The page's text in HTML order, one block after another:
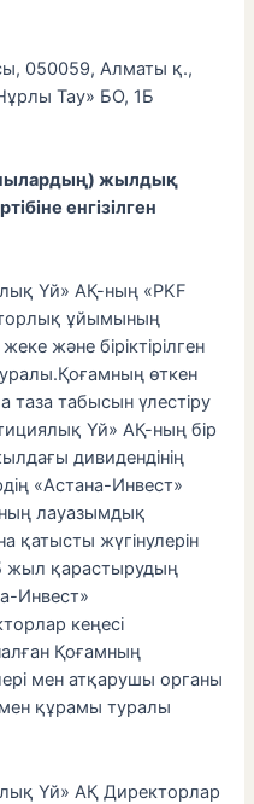
050059, Алматы қ.,
Тау» БО, 1Б
жылдық
енгізілген
Үй» АҚ-ның «PKF
ұйымының
және біріктірілген
өткен
табысын үлестіру
Үй» АҚ-ның бір
дивидендінің
«Астана-Инвест»
лауазымдық
қатысты жүгінулерін
жыл қарастырудың
Инвест»
кеңесі
Қоғамның
мен атқарушы органы
құрамы туралы
Үй» АҚ Директорлар